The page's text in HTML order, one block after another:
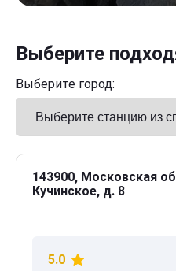
Выберите
Выберите город:
143900, Московская
Кучинское, д. 8
5.0